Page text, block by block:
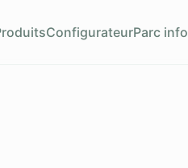
ConfigurateurParc info